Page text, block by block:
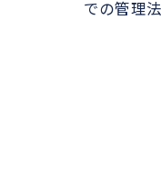
での管理